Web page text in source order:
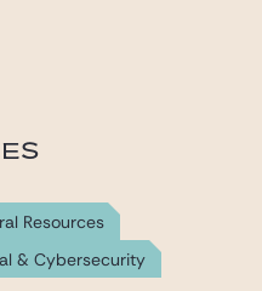
Resources
& Cybersecurity